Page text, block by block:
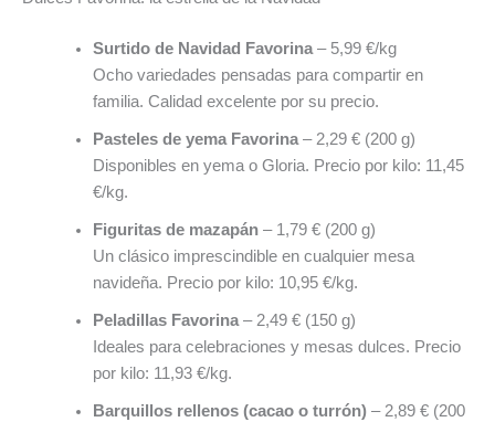
Surtido de Navidad Favorina– 5,99 €/kg
Ocho variedades pensadas para compartir en
familia. Calidad excelente por su precio.
Pasteles de yema Favorina– 2,29 € (200 g)
Disponibles en yema o Gloria. Precio por kilo: 11,45
€/kg.
Figuritas de mazapán– 1,79 € (200 g)
Un clásico imprescindible en cualquier mesa
navideña. Precio por kilo: 10,95 €/kg.
Peladillas Favorina– 2,49 € (150 g)
Ideales para celebraciones y mesas dulces. Precio
por kilo: 11,93 €/kg.
Barquillos rellenos (cacao o turrón)– 2,89 € (200